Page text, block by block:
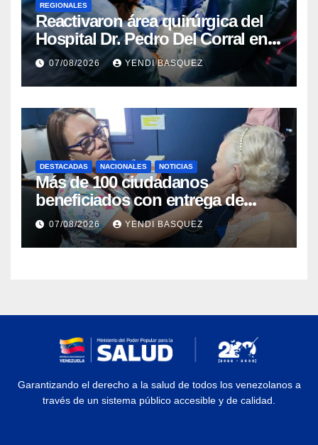
REGIONALES
Reactivaron área quirúrgica del
Hospital Dr. Pedro Del Corral en
Guárico
07/08/2026 YENDI BASQUEZ
DESTACADAS NACIONALES NOTICIAS
Más de 100 ciudadanos
beneficiados con entrega de
prótesis auditivas en el Centro de
Rehabilitación J.J. Arvelo
07/08/2026 YENDI BASQUEZ
Garantizando el derecho a la salud de todos los venezolanos a
través de un sistema público accesible y de calidad.